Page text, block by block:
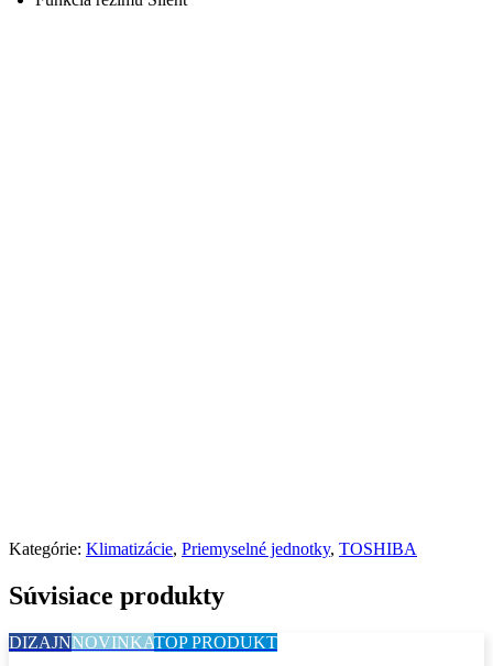
Kategórie: Klimatizácie, Priemyselné jednotky, TOSHIBA
Súvisiace produkty
DIZAJNNOVINKATOP PRODUKT